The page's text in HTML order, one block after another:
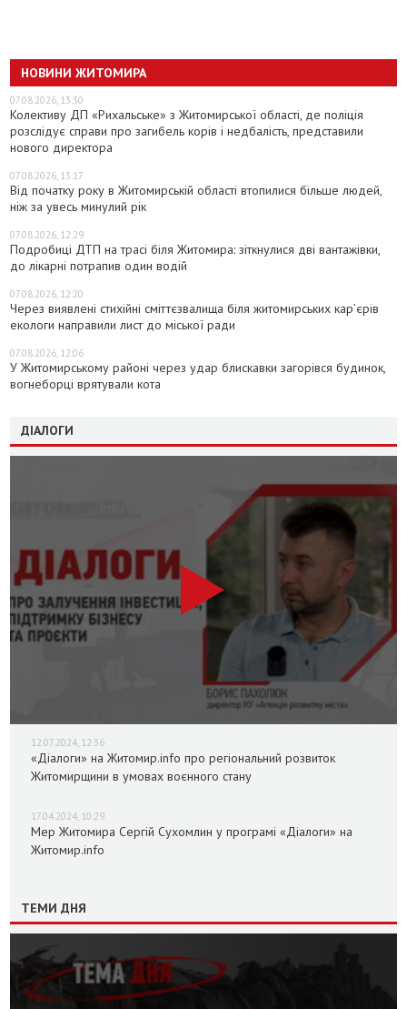
НОВИНИ ЖИТОМИРА
07.08.2026, 13:30
Колективу ДП «Рихальське» з Житомирської області, де поліція
розслідує справи про загибель корів і недбалість, представили
нового директора
07.08.2026, 13:17
Від початку року в Житомирській області втопилися більше людей,
ніж за увесь минулий рік
07.08.2026, 12:29
Подробиці ДТП на трасі біля Житомира: зіткнулися дві вантажівки,
до лікарні потрапив один водій
07.08.2026, 12:20
Через виявлені стихійні сміттєзвалища біля житомирських кар’єрів
екологи направили лист до міської ради
07.08.2026, 12:06
У Житомирському районі через удар блискавки загорівся будинок,
вогнеборці врятували кота
ДІАЛОГИ
12.07.2024, 12:36
«Діалоги» на Житомир.info про регіональний розвиток
Житомирщини в умовах воєнного стану
17.04.2024, 10:29
Мер Житомира Сергій Сухомлин у програмі «Діалоги» на
Житомир.info
ТЕМИ ДНЯ